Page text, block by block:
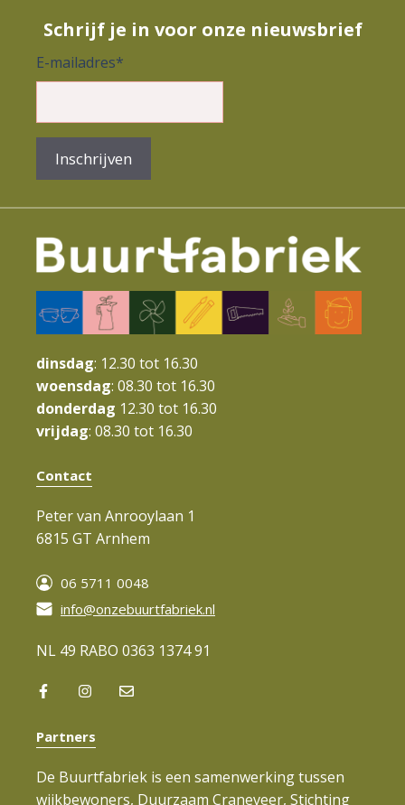
Schrijf je in voor onze nieuwsbrief
E-mailadres*
Inschrijven
dinsdag: 12.30 tot 16.30
woensdag: 08.30 tot 16.30
donderdag 12.30 tot 16.30
vrijdag: 08.30 tot 16.30
Contact
Peter van Anrooylaan 1
6815 GT Arnhem
06 5711 0048
info@onzebuurtfabriek.nl
NL 49 RABO 0363 1374 91
Partners
De Buurtfabriek is een samenwerking tussen
wijkbewoners, Duurzaam Craneveer, Stichting